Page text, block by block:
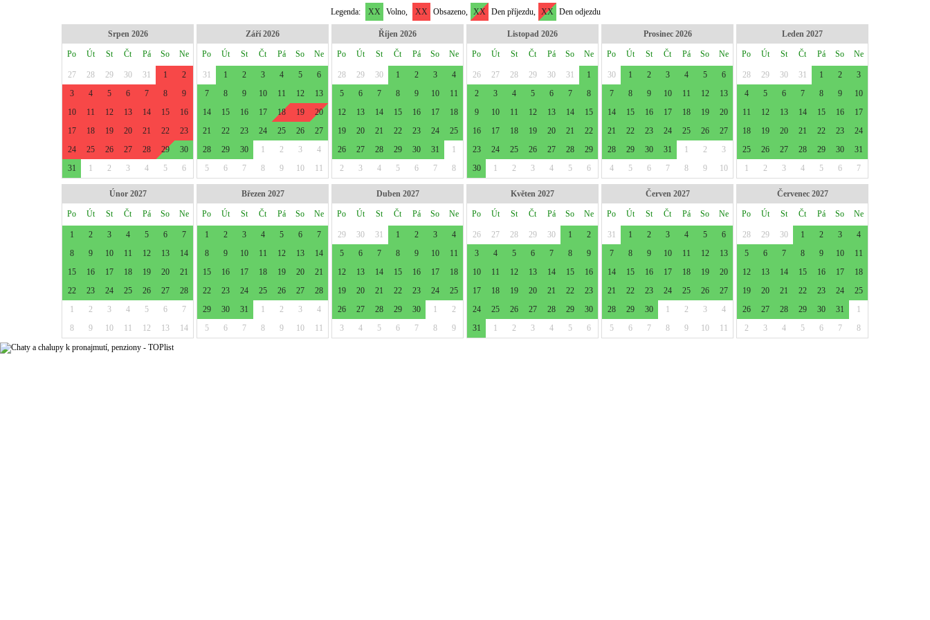
Legenda: XX Volno, XX Obsazeno, XX Den příjezdu, XX Den odjezdu
Srpen 2026
Po Út St Čt Pá So Ne
27 28 29 30 31 1
2
3
4 5 6 7 8
9
10
11 12 13 14 15
16
17
18 19 20 21 22
23
24
25 26 27 28 29
30
31
1 2 3 4 5 6
Září 2026
Po Út St Čt Pá So Ne
31 1 2 3 4 5
6
7
8 9 10 11 12
13
14
15 16 17 18 19
20
21
22 23 24 25 26
27
28
29 30 1 2 3
4
5
6 7 8 9 10 11
Říjen 2026
Po Út St Čt Pá So Ne
28 29 30 1 2 3
4
5
6 7 8 9 10
11
12
13 14 15 16 17
18
19
20 21 22 23 24
25
26
27 28 29 30 31
1
2
3 4 5 6 7 8
Listopad 2026
Po Út St Čt Pá So Ne
26 27 28 29 30 31
1
2
3 4 5 6 7
8
9
10 11 12 13 14
15
16
17 18 19 20 21
22
23
24 25 26 27 28
29
30
1 2 3 4 5 6
Prosinec 2026
Po Út St Čt Pá So Ne
30 1 2 3 4 5
6
7
8 9 10 11 12
13
14
15 16 17 18 19
20
21
22 23 24 25 26
27
28
29 30 31 1 2
3
4
5 6 7 8 9 10
Leden 2027
Po Út St Čt Pá So Ne
28 29 30 31 1 2
3
4
5 6 7 8 9
10
11
12 13 14 15 16
17
18
19 20 21 22 23
24
25
26 27 28 29 30
31
1
2 3 4 5 6 7
Únor 2027
Po Út St Čt Pá So Ne
1 2 3 4 5 6
7
8
9 10 11 12 13
14
15
16 17 18 19 20
21
22
23 24 25 26 27
28
1
2 3 4 5 6
7
8
9 10 11 12 13 14
Březen 2027
Po Út St Čt Pá So Ne
1 2 3 4 5 6
7
8
9 10 11 12 13
14
15
16 17 18 19 20
21
22
23 24 25 26 27
28
29
30 31 1 2 3
4
5
6 7 8 9 10 11
Duben 2027
Po Út St Čt Pá So Ne
29 30 31 1 2 3
4
5
6 7 8 9 10
11
12
13 14 15 16 17
18
19
20 21 22 23 24
25
26
27 28 29 30 1
2
3
4 5 6 7 8 9
Květen 2027
Po Út St Čt Pá So Ne
26 27 28 29 30 1
2
3
4 5 6 7 8
9
10
11 12 13 14 15
16
17
18 19 20 21 22
23
24
25 26 27 28 29
30
31
1 2 3 4 5 6
Červen 2027
Po Út St Čt Pá So Ne
31 1 2 3 4 5
6
7
8 9 10 11 12
13
14
15 16 17 18 19
20
21
22 23 24 25 26
27
28
29 30 1 2 3
4
5
6 7 8 9 10 11
Červenec 2027
Po Út St Čt Pá So Ne
28 29 30 1 2 3
4
5
6 7 8 9 10
11
12
13 14 15 16 17
18
19
20 21 22 23 24
25
26
27 28 29 30 31
1
2
3 4 5 6 7 8